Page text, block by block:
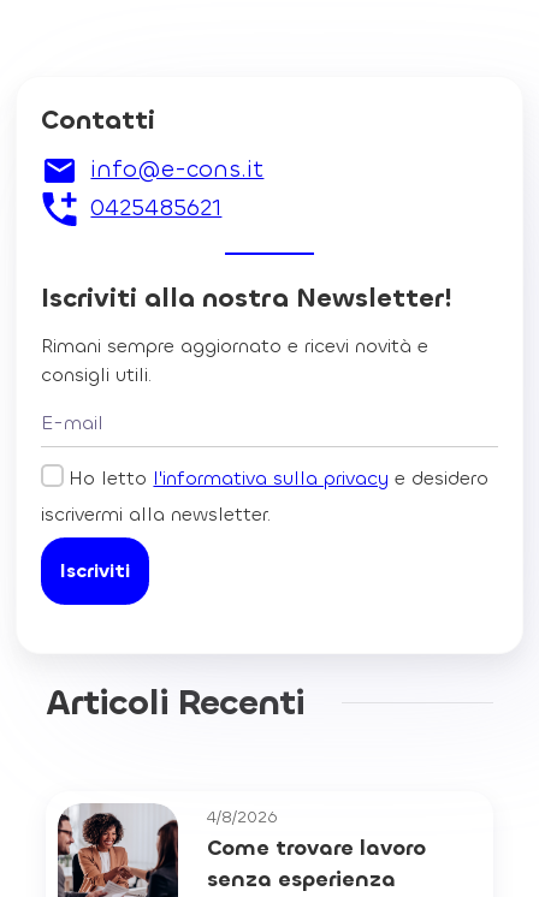
Contatti
info@e-cons.it
0425485621
Iscriviti alla nostra Newsletter!
Rimani sempre aggiornato e ricevi novità e
consigli utili.
Ho letto l'informativa sulla privacy e desidero
iscrivermi alla newsletter.
Articoli Recenti
4/8/2026
Come trovare lavoro
senza esperienza